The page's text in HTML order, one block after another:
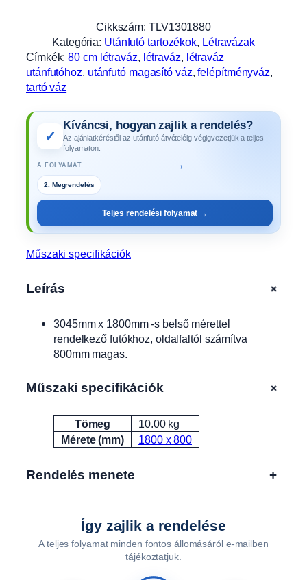
0
c
m
a
1
3
8
8
8
Cikkszám: TLV1301880
Kategória: Utánfutó tartozékok, Létravázak
Címkék:80 cm létraváz, létraváz, létraváz
utánfutóhoz, utánfutó magasító váz, felépítményváz
tartó váz
✓
Kíváncsi, hogyan zajlik a rendelés?
Az ajánlatkéréstől az utánfutó átvételéig végigvezetjük a teljes
folyamaton.
A FOLYAMAT →
Teljes rendelési folyamat →
Műszaki specifikációk
Leírás +
3045mm x 1800mm -s belső mérettel
rendelkező futókhoz, oldalfaltól számítva
800mm magas.
Műszaki specifikációk +
Attribútumok Érték
Tömeg
10.00 kg
Mérete (mm)
1800 x 800
Rendelés menete +
Így zajlik a rendelése
A teljes folyamat minden fontos állomásáról e-mailben
tájékoztatjuk.